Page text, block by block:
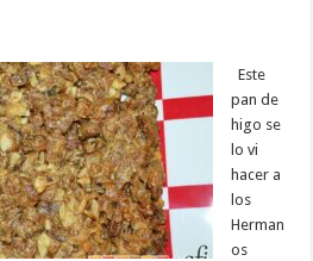
Este
pan de
higo se
lo vi
hacer a
los
Herman
os